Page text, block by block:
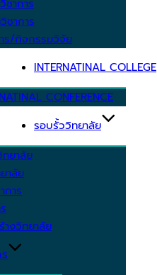
ชาการ
ชาการ
ร/กิจกรรมวิจัย
INTERNATINAL COLLEGE
CONFERENCE
รอบรั้ววิทยาลัย
ทยาลัย
าลัย
การ
างวิทยาลัย